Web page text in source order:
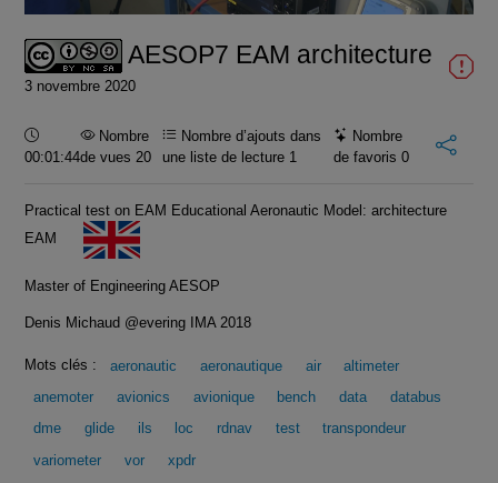
vidéo
AESOP7 EAM architecture
3 novembre 2020
Durée :
00:01:44
Nombre
de vues 20
Nombre d’ajouts dans
une liste de lecture 1
Nombre
de favoris 0
Practical test on EAM Educational Aeronautic Model: architecture
EAM
Master of Engineering AESOP
Denis Michaud @evering IMA 2018
Mots clés : aeronautic aeronautique air
altimeter
anemoter
avionics avionique bench data
databus
dme
glide ils loc rdnav test
transpondeur
variometer
vor xpdr